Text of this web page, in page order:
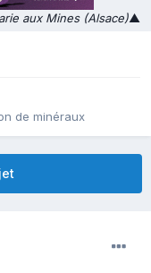
aux Mines (Alsace)▲
de minéraux